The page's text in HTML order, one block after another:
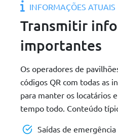
INFORMAÇÕES ATUAIS
Transmitir
importantes
Os operadores de
códigos QR com todas as
para manter os locatários
tempo todo. Conteúdo
Saídas de